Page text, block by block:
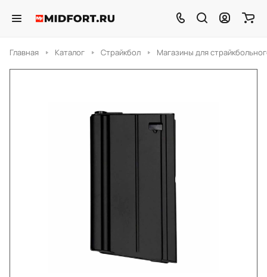
Главная Каталог Страйкбол Магазины для